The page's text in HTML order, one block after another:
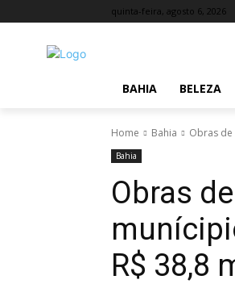
quinta-feira, agosto 6, 2026
BAHIA BELEZA
Home Bahia Obras
Bahia
Obras
R$ 38,8